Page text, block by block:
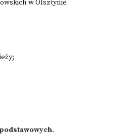
w Olsztynie
.